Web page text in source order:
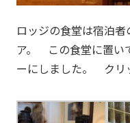
ロッジの食堂は宿泊
ア。 この食堂に置い
ーにしました。 クリ